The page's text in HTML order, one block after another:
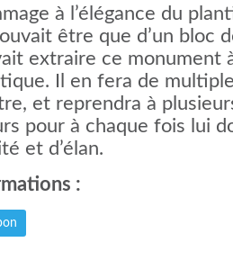
à l’élégance du
être que d’un bloc
extraire ce monument
Il en fera de
et reprendra à
pour à chaque fois lui
et d’élan.
: